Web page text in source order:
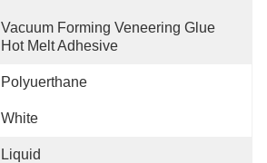
Vacuum Forming Veneering Glue
Hot Melt Adhesive
Polyuerthane
White
Liquid